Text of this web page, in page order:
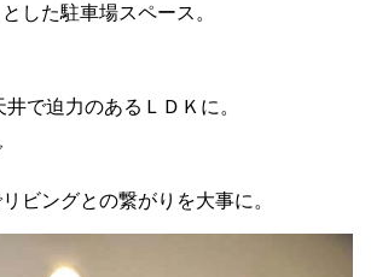
した駐車場スペース。
で迫力のあるＬＤＫに。
ビングとの繋がりを大事に。